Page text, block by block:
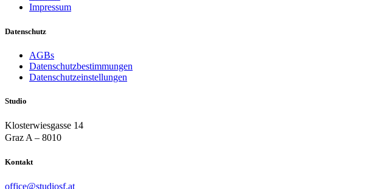
Impressum
Datenschutz
AGBs
Datenschutzbestimmungen
Datenschutzeinstellungen
Studio
Klosterwiesgasse 14
Graz A – 8010
Kontakt
office@studiosf.at